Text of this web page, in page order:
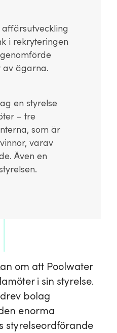
i rekryteringen
av ägarna.
en styrelse
– tre
som är
varav
Även en
om att Poolwater
i sin styrelse.
bolag
enorma
styrelseordförande